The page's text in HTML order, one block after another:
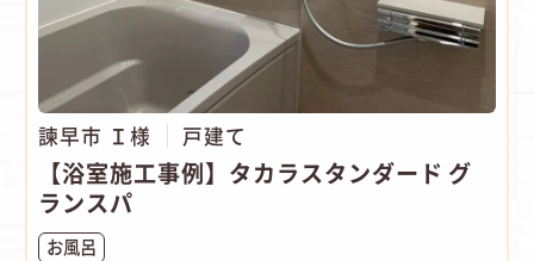
諫早市 Ｉ様 戸建て
【浴室施工事例】タカラスタンダード グ
ランスパ
お風呂